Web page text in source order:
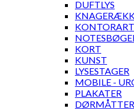
DUFTLYS
KORT
KUNST
LYSESTAGER
MOBILE -
PLAKATER